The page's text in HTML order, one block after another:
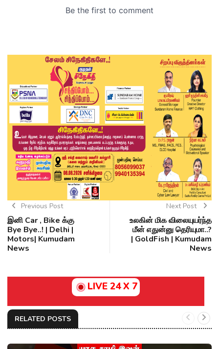
Previous Post
இனி Car , Bike க்கு
Bye Bye..! | Delhi |
Motors| Kumudam
News
Next Post
உலகின் மிக விலையுயர்ந்த
மீன் எதுன்னு தெரியுமா..?
| GoldFish | Kumudam
News
LIVE 24 X 7
RELATED POSTS